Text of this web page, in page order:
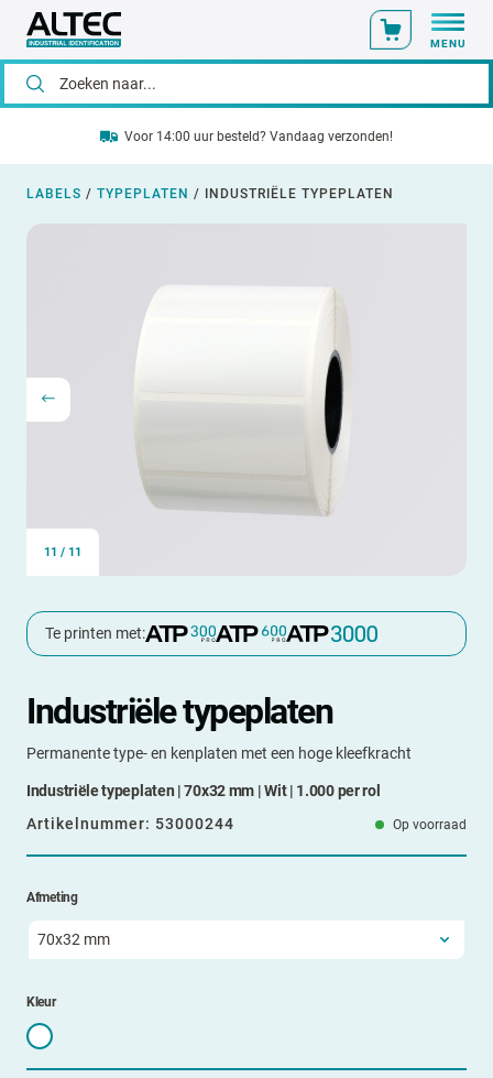
MENU
Voor 14:00 uur besteld? Vandaag verzonden!
LABELS / TYPEPLATEN / INDUSTRIËLE TYPEPLATEN
11 / 11
Te printen met:
Industriële typeplaten
Permanente type- en kenplaten met een hoge kleefkracht
Industriële typeplaten | 70x32 mm | Wit | 1.000 per rol
Artikelnummer: 53000244 Op voorraad
Afmeting
Kleur